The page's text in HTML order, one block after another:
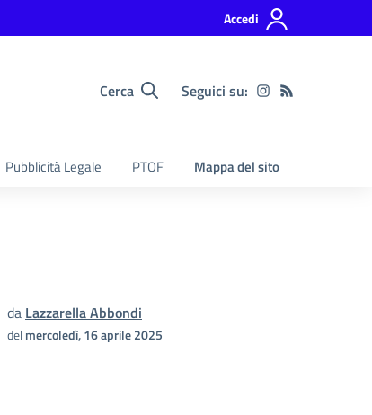
Accedi
Cerca Seguici su:
Pubblicità Legale PTOF Mappa del sito
da Lazzarella Abbondi
delmercoledì, 16 aprile 2025